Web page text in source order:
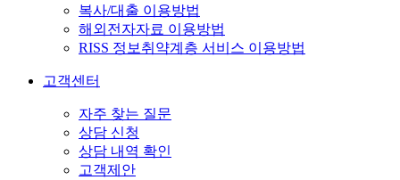
복사/대출 이용방법
해외전자자료 이용방법
RISS 정보취약계층 서비스 이용방법
고객센터
자주 찾는 질문
상담 신청
상담 내역 확인
고객제안